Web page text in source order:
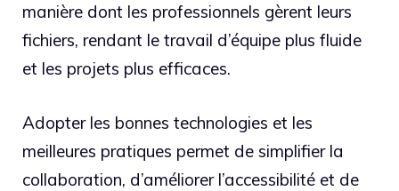
manière dont les professionnels gèrent leurs
fichiers, rendant le travail d’équipe plus fluide
et les projets plus efficaces.
Adopter les bonnes technologies et les
meilleures pratiques permet de simplifier la
collaboration, d’améliorer l’accessibilité et de